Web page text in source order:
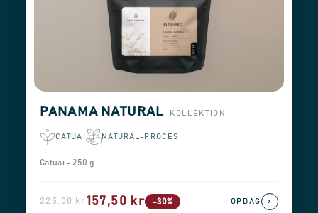
PANAMA NATURAL KOLLEKTION
CATUAI NATURAL-PROCES
Catuai - 250 g
225,00 kr157,50 kr -30% OPDAG ›